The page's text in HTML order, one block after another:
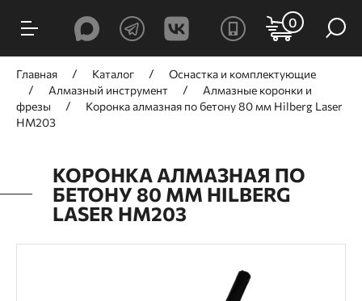
0
Главная Каталог
Оснастка и комплектующие
Алмазный инструмент
Алмазные коронки и
фрезы
Коронка алмазная по бетону 80 мм Hilberg Laser
HM203
КОРОНКА АЛМАЗНАЯ ПО
БЕТОНУ 80 ММ HILBERG
LASER HM203